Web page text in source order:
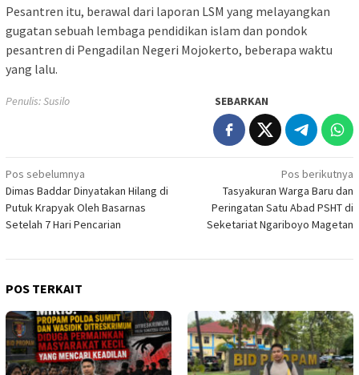
Pesantren itu, berawal dari laporan LSM yang melayangkan
gugatan sebuah lembaga pendidikan islam dan pondok
pesantren di Pengadilan Negeri Mojokerto, beberapa waktu
yang lalu.
Penulis: Susilo SEBARKAN
Navigasi
pos
Pos sebelumnya
Dimas Baddar Dinyatakan Hilang di
Putuk Krapyak Oleh Basarnas
Setelah 7 Hari Pencarian
Pos berikutnya
Tasyakuran Warga Baru dan
Peringatan Satu Abad PSHT di
Seketariat Ngariboyo Magetan
POS TERKAIT